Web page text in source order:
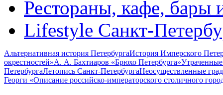
Рестораны, кафе, бары
Lifestyle Санкт-
Альтернативная история ПетербургаИстория Имперского
окрестностей»А. А. Бахтиаров «Брюхо Петербурга»
ПетербургаЛетопись Санкт-ПетербургаНеосуществленные
Георги «Описание российско-императорского столичного